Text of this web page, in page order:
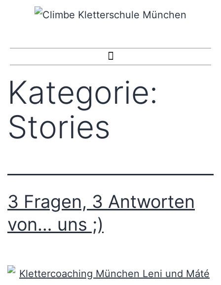
Kategorie:
Stories
3 Fragen, 3 Antworten
von… uns ;)